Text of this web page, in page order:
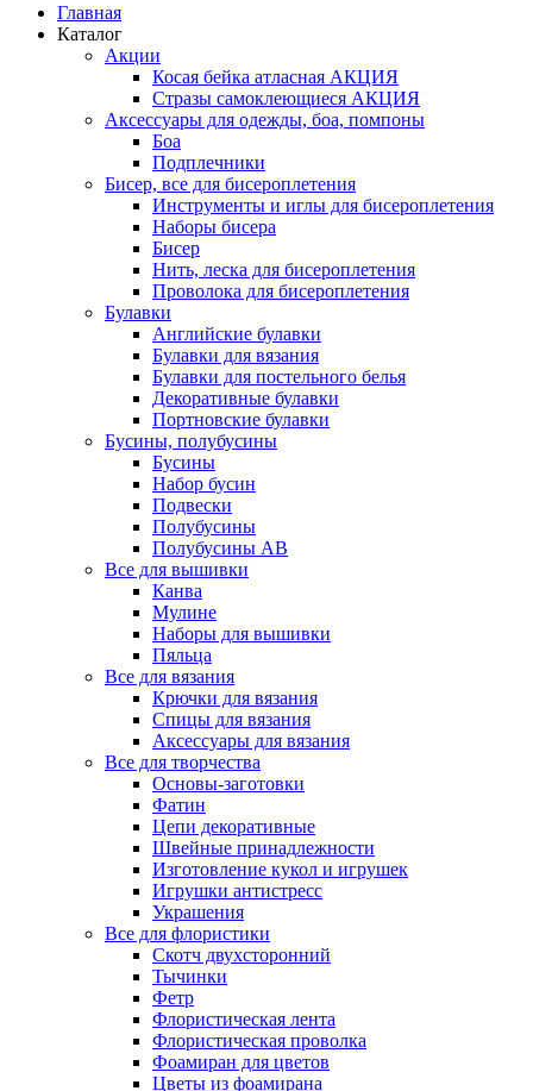
Главная
Каталог
Акции
Косая бейка атласная АКЦИЯ
Стразы самоклеющиеся АКЦИЯ
Аксессуары для одежды, боа, помпоны
Боа
Подплечники
Бисер, все для бисероплетения
Инструменты и иглы для бисероплетения
Наборы бисера
Бисер
Нить, леска для бисероплетения
Проволока для бисероплетения
Булавки
Английские булавки
Булавки для вязания
Булавки для постельного белья
Декоративные булавки
Портновские булавки
Бусины, полубусины
Бусины
Набор бусин
Подвески
Полубусины
Полубусины AB
Все для вышивки
Канва
Мулине
Наборы для вышивки
Пяльца
Все для вязания
Крючки для вязания
Спицы для вязания
Аксессуары для вязания
Все для творчества
Основы-заготовки
Фатин
Цепи декоративные
Швейные принадлежности
Изготовление кукол и игрушек
Игрушки антистресс
Украшения
Все для флористики
Скотч двухсторонний
Тычинки
Фетр
Флористическая лента
Флористическая проволка
Фоамиран для цветов
Цветы из фоамирана